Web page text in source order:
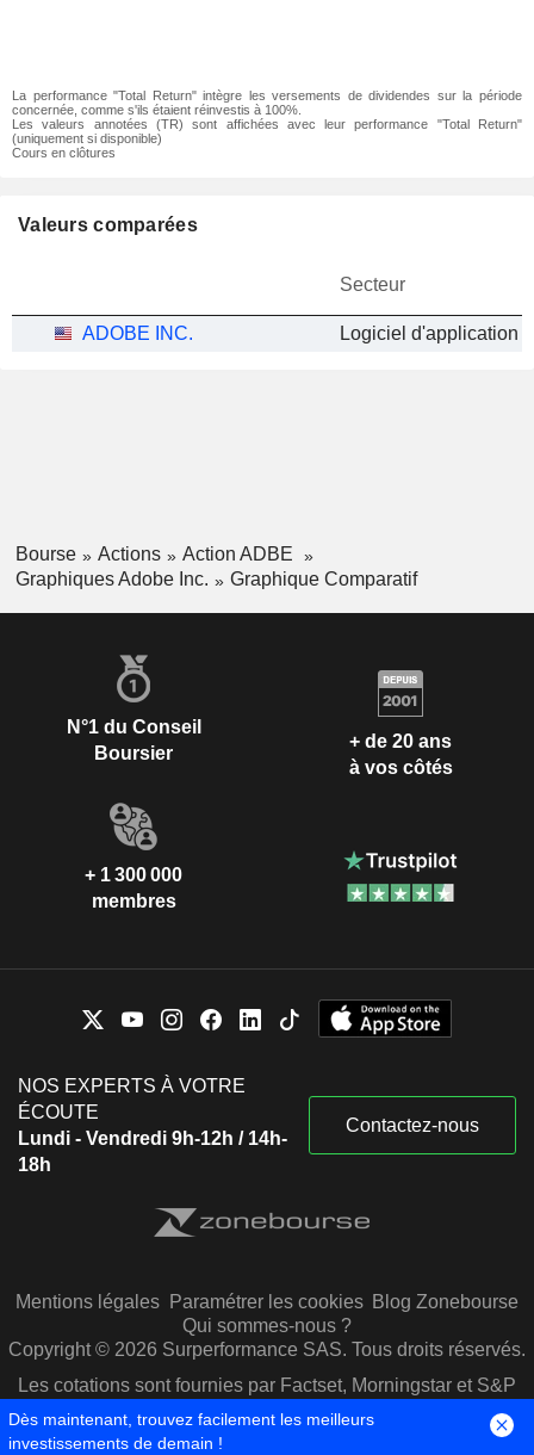
La performance "Total Return" intègre les versements de dividendes sur la période
concernée, comme s'ils étaient réinvestis à 100%.
Les valeurs annotées (TR) sont affichées avec leur performance "Total Return"
(uniquement si disponible)
Cours en clôtures
Valeurs comparées
Secteur
ADOBE INC. Logiciel d'application
Bourse Actions
Action ADBE
Graphiques Adobe Inc.
Graphique Comparatif
N°1 du Conseil
Boursier
+ de 20 ans
à vos côtés
+ 1 300 000
membres
NOS EXPERTS À VOTRE
ÉCOUTE
Lundi - Vendredi 9h-12h / 14h-
18h
Contactez-nous
Mentions légales Paramétrer les cookies Blog Zonebourse
Qui sommes-nous ?
Copyright © 2026 Surperformance SAS. Tous droits réservés.
Les cotations sont fournies par Factset, Morningstar et S&P
Capital IQ
Dès maintenant, trouvez facilement les meilleurs
investissements de demain !